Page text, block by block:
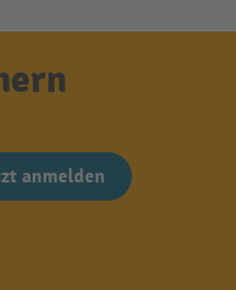
anmelden